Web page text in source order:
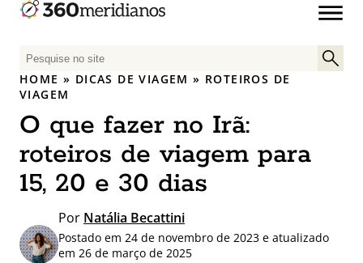
P
e
s
q
u
i
s
a
p
o
HOME » DICAS DE VIAGEM » ROTEIROS DE
VIAGEM
O que fazer no Irã:
roteiros de viagem para
15, 20 e 30 dias
Por Natália Becattini
Postado em 24 de novembro de 2023 e atualizado
em 26 de março de 2025